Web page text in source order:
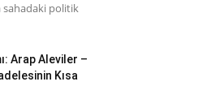
sahadaki politik
Arap Aleviler –
Kısa